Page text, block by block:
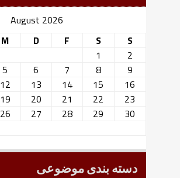
August 2026
M D F S
S
1
2
5 6 7 8
9
12 13 14 15
16
19 20 21 22
23
26 27 28 29
30
دسته بندی موضوعی